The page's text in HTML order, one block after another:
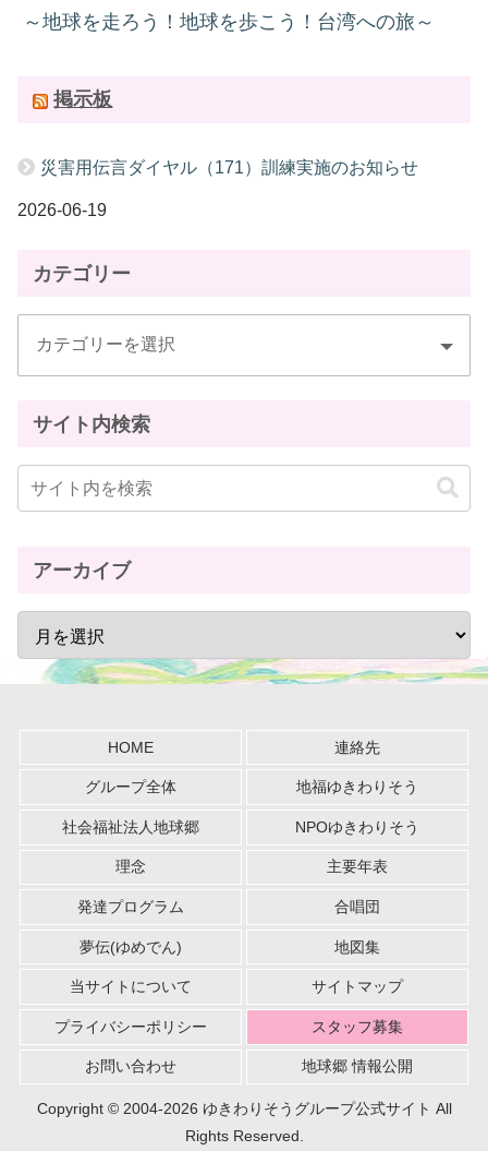
～地球を走ろう！地球を歩こう！台湾への旅～
掲示板
災害用伝言ダイヤル（171）訓練実施のお知らせ
2026-06-19
カテゴリー
サイト内検索
アーカイブ
HOME 連絡先
グループ全体 地福ゆきわりそう
社会福祉法人地球郷 NPOゆきわりそう
理念 主要年表
発達プログラム 合唱団
夢伝(ゆめでん) 地図集
当サイトについて サイトマップ
プライバシーポリシー スタッフ募集
お問い合わせ 地球郷 情報公開
Copyright © 2004-2026 ゆきわりそうグループ公式サイト All
Rights Reserved.